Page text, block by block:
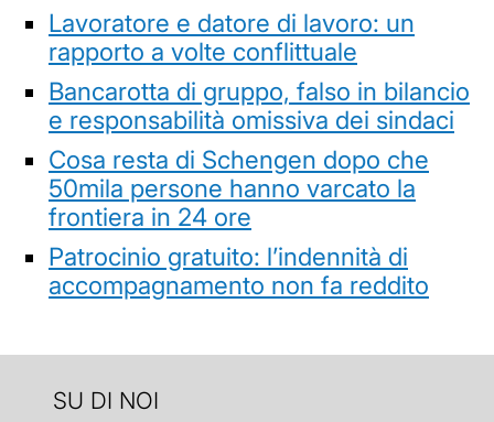
Lavoratore e datore di lavoro: un
rapporto a volte conflittuale
Bancarotta di gruppo, falso in bilancio
e responsabilità omissiva dei sindaci
Cosa resta di Schengen dopo che
50mila persone hanno varcato la
frontiera in 24 ore
Patrocinio gratuito: l’indennità di
accompagnamento non fa reddito
SU DI NOI